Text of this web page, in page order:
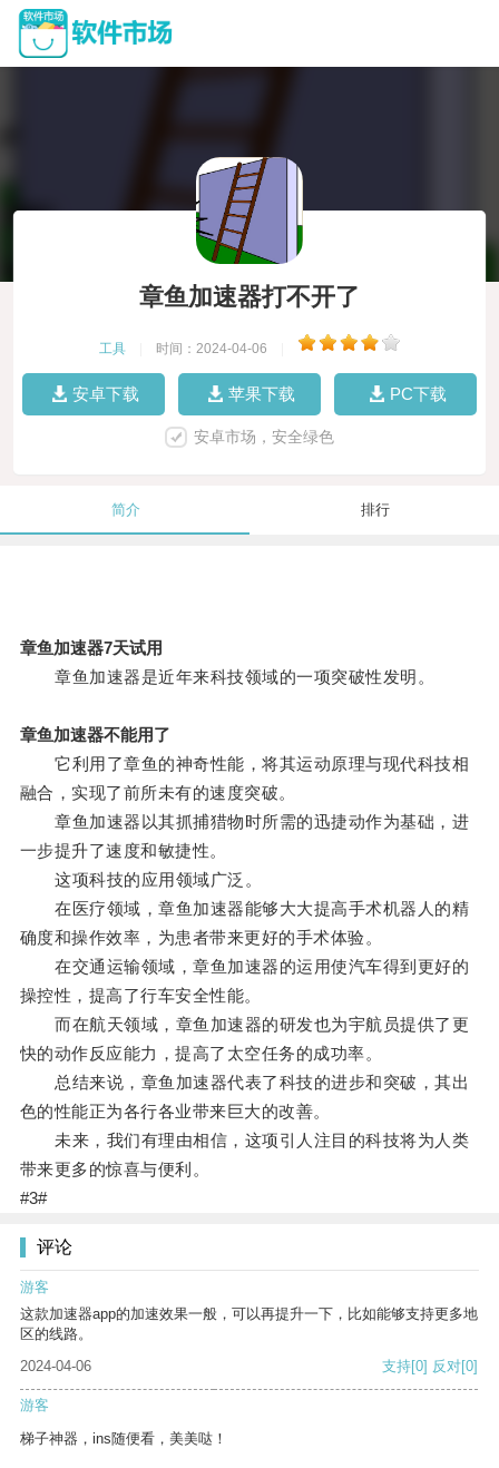
章鱼加速器打不开了
工具 时间：2024-04-06
安卓下载 苹果下载 PC下载
安卓市场，安全绿色
简介 排行
章鱼加速器7天试用
章鱼加速器是近年来科技领域的一项突破性发明。
章鱼加速器不能用了
它利用了章鱼的神奇性能，将其运动原理与现代科技相
融合，实现了前所未有的速度突破。
章鱼加速器以其抓捕猎物时所需的迅捷动作为基础，进
一步提升了速度和敏捷性。
这项科技的应用领域广泛。
在医疗领域，章鱼加速器能够大大提高手术机器人的精
确度和操作效率，为患者带来更好的手术体验。
在交通运输领域，章鱼加速器的运用使汽车得到更好的
操控性，提高了行车安全性能。
而在航天领域，章鱼加速器的研发也为宇航员提供了更
快的动作反应能力，提高了太空任务的成功率。
总结来说，章鱼加速器代表了科技的进步和突破，其出
色的性能正为各行各业带来巨大的改善。
未来，我们有理由相信，这项引人注目的科技将为人类
带来更多的惊喜与便利。
#3#
评论
游客
这款加速器app的加速效果一般，可以再提升一下，比如能够支持更多地
区的线路。
2024-04-06
支持[0] 反对[0]
游客
梯子神器，ins随便看，美美哒！